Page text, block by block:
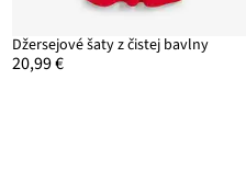
Džersejové šaty z čistej bavlny
20,99 €